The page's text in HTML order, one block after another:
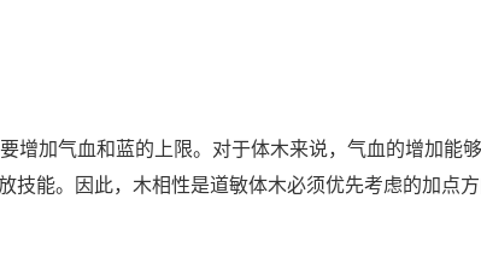
增加气血和蓝的上限。对于体木来说，气血的增加能
能。因此，木相性是道敏体木必须优先考虑的加点方